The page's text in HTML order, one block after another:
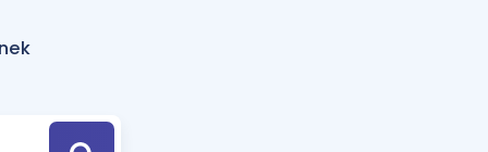
için Öneriler
Tek Takvimde